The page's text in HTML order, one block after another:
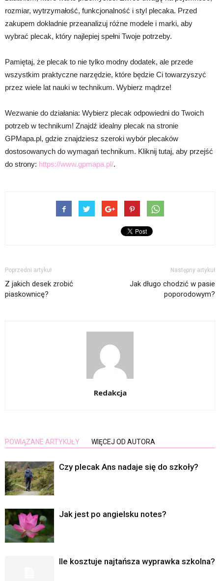
rozmiar, wytrzymałość, funkcjonalność i styl plecaka. Przed
zakupem dokładnie przeanalizuj różne modele i marki, aby
wybrać plecak, który najlepiej spełni Twoje potrzeby.
Pamiętaj, że plecak to nie tylko modny dodatek, ale przede
wszystkim praktyczne narzędzie, które będzie Ci towarzyszyć
przez wiele lat nauki w technikum. Wybierz mądrze!
Wezwanie do działania: Wybierz plecak odpowiedni do Twoich
potrzeb w technikum! Znajdź idealny plecak na stronie
GPMapa.pl, gdzie znajdziesz szeroki wybór plecaków
dostosowanych do wymagań technikum. Kliknij tutaj, aby przejść
do strony: https://www.gpmapa.pl/.
Poprzedni artykuł
Z jakich desek zrobić
piaskownicę?
Następny artykuł
Jak długo chodzić w pasie
poporodowym?
Redakcja
POWIĄZANE ARTYKUŁY WIĘCEJ OD AUTORA
Czy plecak Ans nadaje się do szkoły?
Jak jest po angielsku notes?
Ile kosztuje najtańsza wyprawka szkolna?